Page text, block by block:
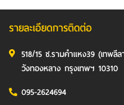
รายละเอียดการติดต่อ
518/15 ซ.รามคำแหง39 (เทพลี
วังทองหลาง กรุงเทพฯ 10310
095-2624694